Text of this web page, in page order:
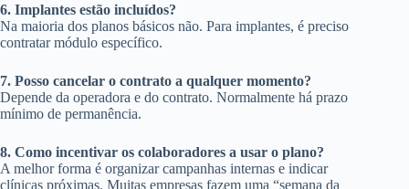
6. Implantes estão incluídos?
Na maioria dos planos básicos não. Para implantes, é preciso
contratar módulo específico.
7. Posso cancelar o contrato a qualquer momento?
Depende da operadora e do contrato. Normalmente há prazo
mínimo de permanência.
8. Como incentivar os colaboradores a usar o plano?
A melhor forma é organizar campanhas internas e indicar
clínicas próximas. Muitas empresas fazem uma “semana da